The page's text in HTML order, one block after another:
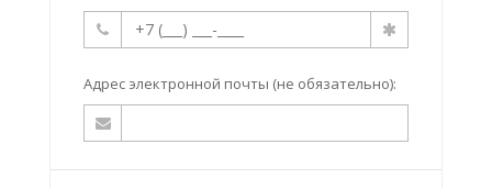
Адрес электронной почты (не обязательно):